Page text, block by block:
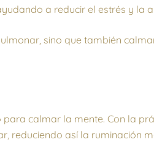
a reducir el estrés y la
sino que también
para calmar la mente. Con la
reduciendo así la ruminación